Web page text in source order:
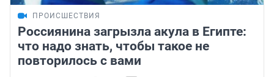
ПРОИСШЕСТВИЯ
Россиянина загрызла акула в Египте:
что надо знать, чтобы такое не
повторилось с вами